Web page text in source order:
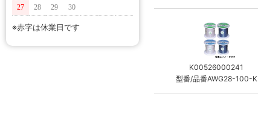
27
28 29 30
※赤字は休業日です
K00526000241
型番/品番AWG28-100-K